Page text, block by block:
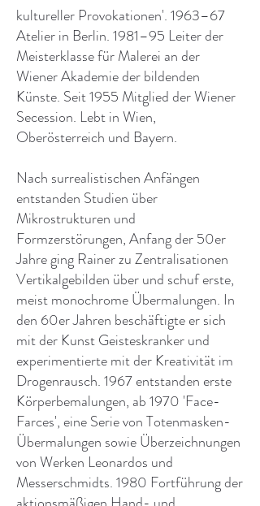
kultureller Provokationen'. 1963–67
Atelier in Berlin. 1981–95 Leiter der
Meisterklasse für Malerei an der
Wiener Akademie der bildenden
Künste. Seit 1955 Mitglied der Wiener
Secession. Lebt in Wien,
Oberösterreich und Bayern.
Nach surrealistischen Anfängen
entstanden Studien über
Mikrostrukturen und
Formzerstörungen, Anfang der 50er
Jahre ging Rainer zu Zentralisationen
Vertikalgebilden über und schuf erste,
meist monochrome Übermalungen. In
den 60er Jahren beschäftigte er sich
mit der Kunst Geisteskranker und
experimentierte mit der Kreativität im
Drogenrausch. 1967 entstanden erste
Körperbemalungen, ab 1970 'Face-
Farces', eine Serie von Totenmasken-
Übermalungen sowie Überzeichnungen
von Werken Leonardos und
Messerschmidts. 1980 Fortführung der